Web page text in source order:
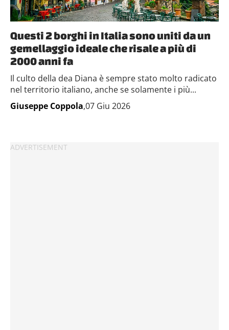
Questi 2 borghi in Italia sono uniti da un
gemellaggio ideale che risale a più di
2000 anni fa
Il culto della dea Diana è sempre stato molto radicato
nel territorio italiano, anche se solamente i più...
Giuseppe Coppola,07 Giu 2026